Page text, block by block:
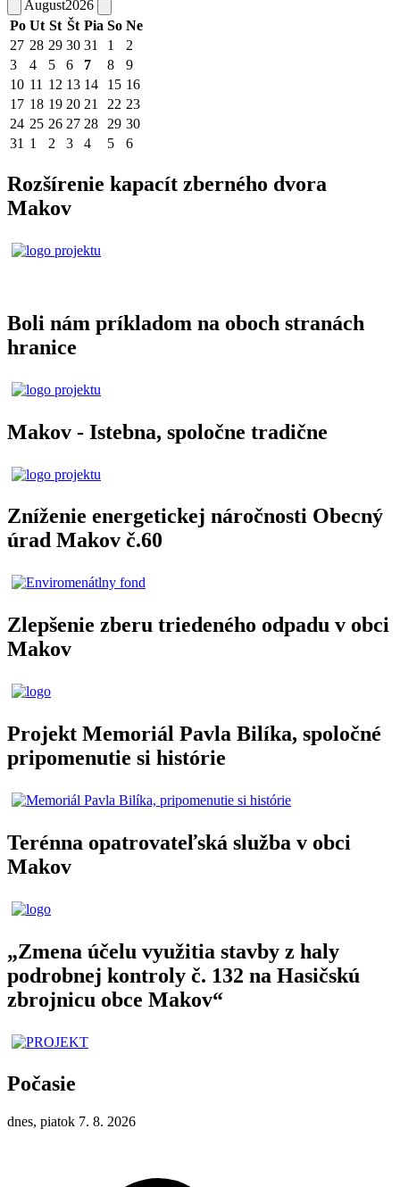
August2026
Po Ut St Št Pia So Ne
27 28 29 30 31 1
2
3
4 5 6 7 8
9
10 11 12 13 14 15 16
17 18 19 20 21 22 23
24 25 26 27 28 29 30
31 1 2 3 4 5 6
Rozšírenie kapacít zberného dvora
Makov
Boli nám príkladom na oboch stranách
hranice
Makov - Istebna, spoločne tradične
Zníženie energetickej náročnosti Obecný
úrad Makov č.60
Zlepšenie zberu triedeného odpadu v obci
Makov
Projekt Memoriál Pavla Bilíka, spoločné
pripomenutie si histórie
Terénna opatrovateľská služba v obci
Makov
„Zmena účelu využitia stavby z haly
podrobnej kontroly č. 132 na Hasičskú
zbrojnicu obce Makov“
Počasie
dnes, piatok 7. 8. 2026